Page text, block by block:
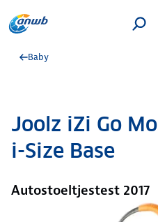
Baby
Joolz iZi Go
i-Size Base
Autostoeltjestest 2017